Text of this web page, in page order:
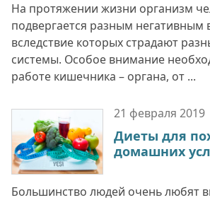
На протяжении жизни организм
подвергается разным негативным
вследствие которых страдают
системы. Особое внимание
работе кишечника – органа, от ...
21 февраля 2019
Диеты для
домашних
Большинство людей очень любят